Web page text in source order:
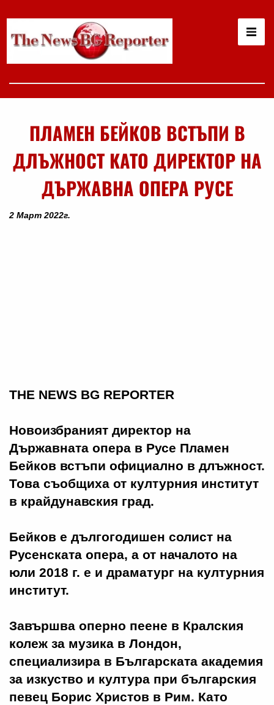
ПЛАМЕН БЕЙКОВ ВСТЪПИ В
ДЛЪЖНОСТ КАТО ДИРЕКТОР НА
ДЪРЖАВНА ОПЕРА РУСЕ
2 Март 2022г.
THE NEWS BG REPORTER
Новоизбраният директор на
Държавната опера в Русе Пламен
Бейков встъпи официално в длъжност.
Това съобщиха от културния институт
в крайдунавския град.
Бейков е дългогодишен солист на
Русенската опера, а от началото на
юли 2018 г. е и драматург на културния
институт.
Завършва оперно пеене в Кралския
колеж за музика в Лондон,
специализира в Българската академия
за изкуство и култура при българския
певец Борис Христов в Рим. Като